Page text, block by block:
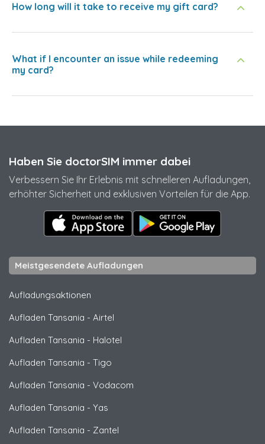
How long will it take to receive my gift card?
What if I encounter an issue while redeeming
my card?
Haben Sie doctorSIM immer dabei
Verbessern Sie Ihr Erlebnis mit schnelleren Aufladungen,
erhöhter Sicherheit und exklusiven Vorteilen für die App.
Meistgesendete Aufladungen
Aufladungsaktionen
Aufladen Tansania - Airtel
Aufladen Tansania - Halotel
Aufladen Tansania - Tigo
Aufladen Tansania - Vodacom
Aufladen Tansania - Yas
Aufladen Tansania - Zantel